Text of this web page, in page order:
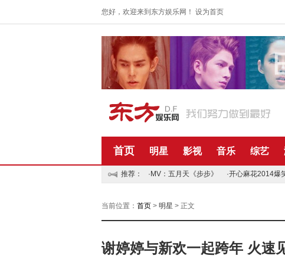
您好，欢迎来到东方娱乐网！ 设为首页
首页 明星 影视 音乐 综艺
推荐： ·MV：五月天《步步》 ·开心麻花2014爆
当前位置： 首页 > 明星 > 正文
谢婷婷与新欢一起跨年 火速